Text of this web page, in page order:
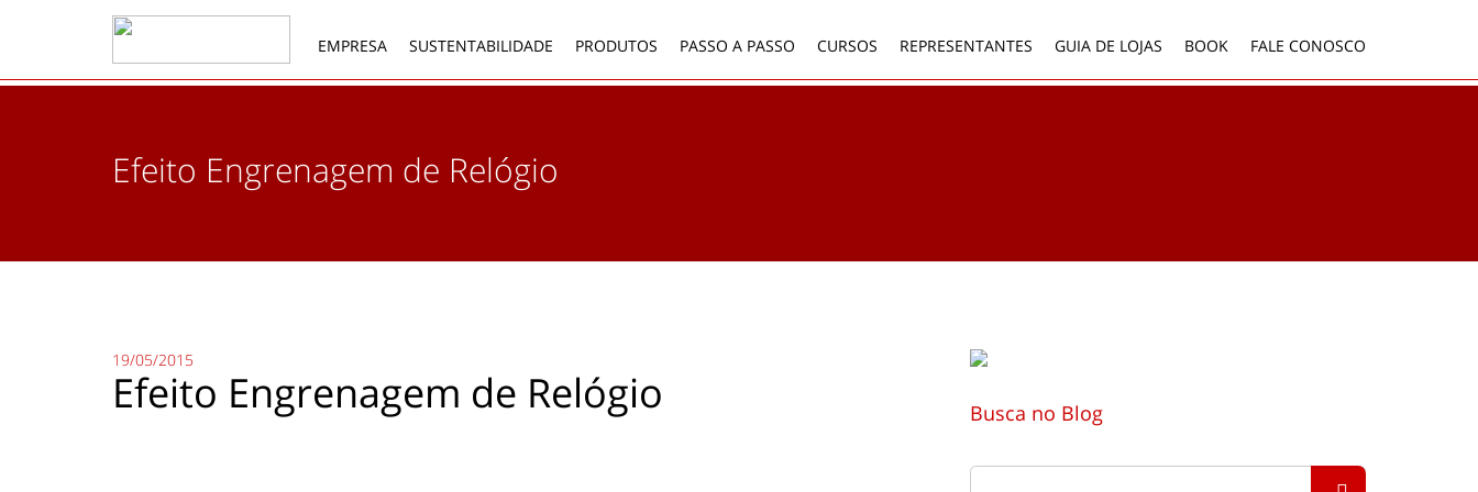
EMPRESA SUSTENTABILIDADE PRODUTOS PASSO A PASSO CURSOS REPRESENTANTES GUIA DE LOJAS BOOK FALE CONOSCO
Efeito Engrenagem de Relógio
19/05/2015
Efeito Engrenagem de Relógio Busca no Blog